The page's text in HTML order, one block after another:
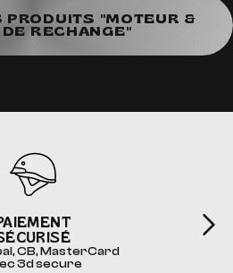
PRODUITS "MOTEUR &
RECHANGE"
CB, MasterCard
3d secure